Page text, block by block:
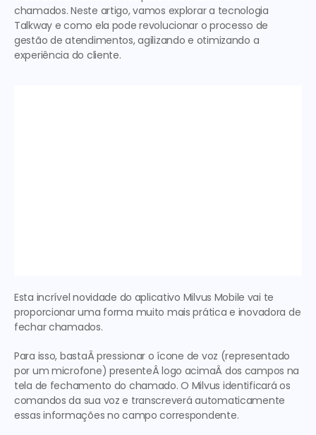
chamados. Neste artigo, vamos explorar a tecnologia
Talkway e como ela pode revolucionar o processo de
gestão de atendimentos, agilizando e otimizando a
experiência do cliente.
Esta incrível novidade do aplicativo Milvus Mobile vai te
proporcionar uma forma muito mais prática e inovadora de
fechar chamados.
Para isso, bastaÂ pressionar o ícone de voz (representado
por um microfone) presenteÂ logo acimaÂ dos campos na
tela de fechamento do chamado. O Milvus identificará os
comandos da sua voz e transcreverá automaticamente
essas informações no campo correspondente.